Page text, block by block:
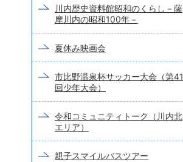
川内歴史資料館昭和のくらし－薩
摩川内の昭和100年－
夏休み映画会
市比野温泉杯サッカー大会（第41
回少年大会）
令和コミュニティトーク（川内北
エリア）
親子スマイルバスツアー